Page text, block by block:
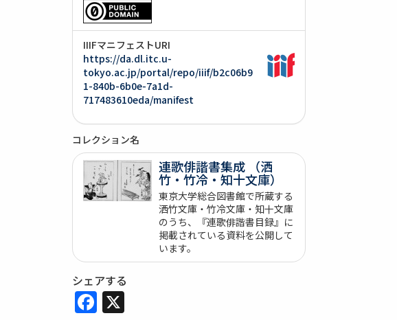
IIIFマニフェストURI
https://da.dl.itc.u-
tokyo.ac.jp/portal/repo/iiif/b2c06b9
1-840b-6b0e-7a1d-
717483610eda/manifest
コレクション名
連歌俳諧書集成 （洒
竹・竹冷・知十文庫）
東京大学総合図書館で所蔵する
洒竹文庫・竹冷文庫・知十文庫
のうち、『連歌俳諧書目録』に
掲載されている資料を公開して
います。
シェアする
Facebook
X